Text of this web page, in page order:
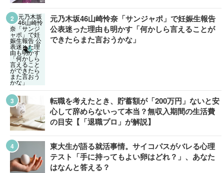
元乃木坂46山崎怜奈「サンジャポ」で妊娠生報告
公表迷った理由も明かす「何かしら言えることが
できたらまた言おうかな」
転職を考えたとき、貯蓄額が「200万円」ないと安
心して辞めらないって本当？無収入期間の生活費
の目安【「退職プロ」が解説】
東大生が語る就活事情。サイコパスがバレる心理
テスト「手に持ってもよい卵はどれ？」、あなた
はなんと答える？